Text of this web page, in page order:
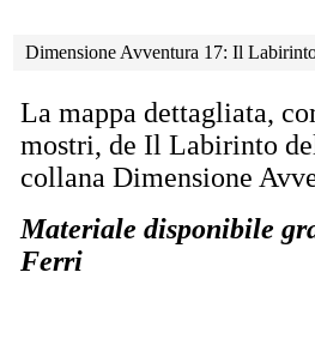
Dimensione Avventura 17: Il
La mappa dettagliata,
mostri, de Il Labirinto
collana Dimensione
Materiale disponibile
Ferri